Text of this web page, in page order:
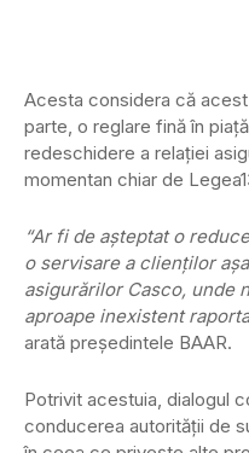
Acesta considera că
parte, o reglare fină în
redeschidere a relaţiei
momentan chiar de
“Ar fi de aşteptat o
o servisare a clienţilor
asigurărilor Casco, unde
aproape inexistent
arată preşedintele BAAR.
Potrivit acestuia, dialogul
conducerea autorităţii de